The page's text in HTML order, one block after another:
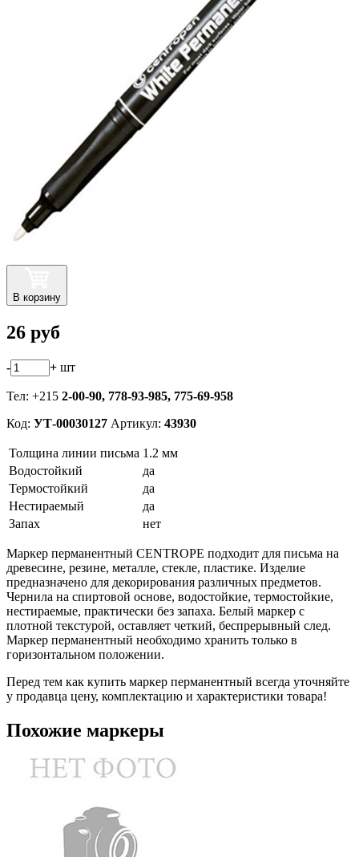
В корзину
26 руб
- + шт
Тел: +215 2-00-90, 778-93-985, 775-69-958
Код: УТ-00030127 Артикул: 43930
Толщина линии письма 1.2 мм
Водостойкий
да
Термостойкий
да
Нестираемый
да
Запах
нет
Маркер перманентный CENTROPE подходит для письма на
древесине, резине, металле, стекле, пластике. Изделие
предназначено для декорирования различных предметов.
Чернила на спиртовой основе, водостойкие, термостойкие,
нестираемые, практически без запаха. Белый маркер с
плотной текстурой, оставляет четкий, беспрерывный след.
Маркер перманентный необходимо хранить только в
горизонтальном положении.
Перед тем как купить маркер перманентный всегда уточняйте
у продавца цену, комплектацию и характеристики товара!
Похожие маркеры